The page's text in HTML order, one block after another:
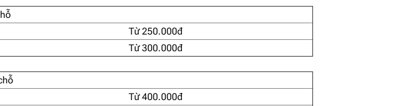
Từ 250.000đ
Từ 300.000đ
Từ 400.000đ